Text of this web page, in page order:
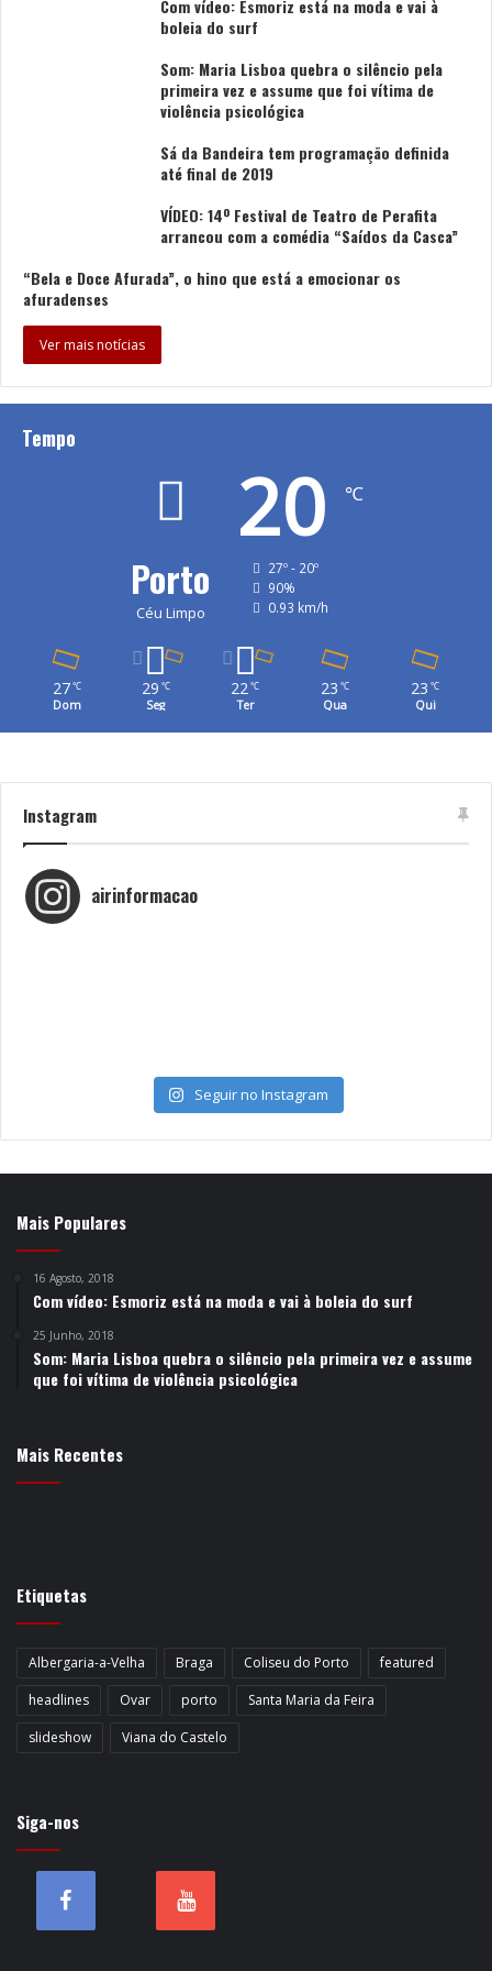
Igreja Matriz Ilhavo
Com vídeo: Esmoriz está na moda e vai à
boleia do surf
Som: Maria Lisboa quebra o silêncio pela
primeira vez e assume que foi vítima de
violência psicológica
Sá da Bandeira tem programação definida
até final de 2019
VÍDEO: 14º Festival de Teatro de Perafita
arrancou com a comédia “Saídos da Casca”
“Bela e Doce Afurada”, o hino que está a emocionar os
afuradenses
Ver mais notícias
Tempo
Porto
Céu Limpo
20 ℃
27º - 20º
90%
0.93 km/h
27 ℃
Dom
29 ℃
Seg
22℃
Ter
23 ℃
Qua
23 ℃
Qui
Instagram
airinformacao
Seguir no Instagram
Mais Populares
16 Agosto, 2018
Com vídeo: Esmoriz está na moda e vai à boleia do surf
25 Junho, 2018
Som: Maria Lisboa quebra o silêncio pela primeira vez e assume
que foi vítima de violência psicológica
Mais Recentes
Etiquetas
Albergaria-a-Velha Braga Coliseu do Porto
featured
headlines
Ovar porto
Santa Maria da Feira
slideshow
Viana do Castelo
Siga-nos